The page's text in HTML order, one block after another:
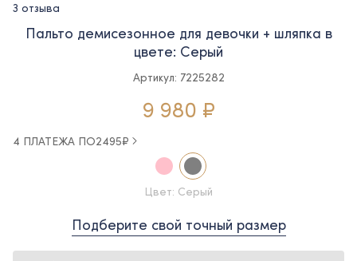
3 отзыва
Пальто демисезонное для девочки + шляпка в
цвете: Серый
Артикул: 7225282
9 980 ₽
4 ПЛАТЕЖА ПО2495₽
Цвет: Серый
Подберите свой точный размер